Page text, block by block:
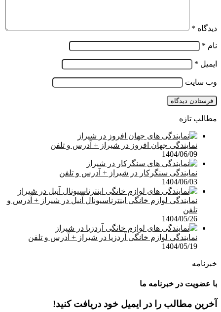
دیدگاه *
نام *
ایمیل *
وب‌ سایت
مطالب تازه
نمایندگی جهان افروز در شیراز + آدرس و تلفن
1404/06/09
نمایندگی سنگرکار در شیراز + آدرس و تلفن
1404/06/03
نمایندگی لوازم خانگی اینترناسیونال آنیل در شیراز + آدرس و
تلفن
1404/05/26
نمایندگی لوازم خانگی آردزیا در شیراز + آدرس و تلفن
1404/05/19
خبرنامه
با عضویت در خبرنامه ما
آخرین مطالب را در ایمیل خود دریافت کنید!